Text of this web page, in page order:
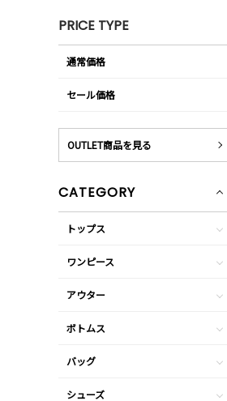
PRICE TYPE
通常価格
セール価格
OUTLET商品を見る
CATEGORY
トップス
ワンピース
アウター
ボトムス
バッグ
シューズ